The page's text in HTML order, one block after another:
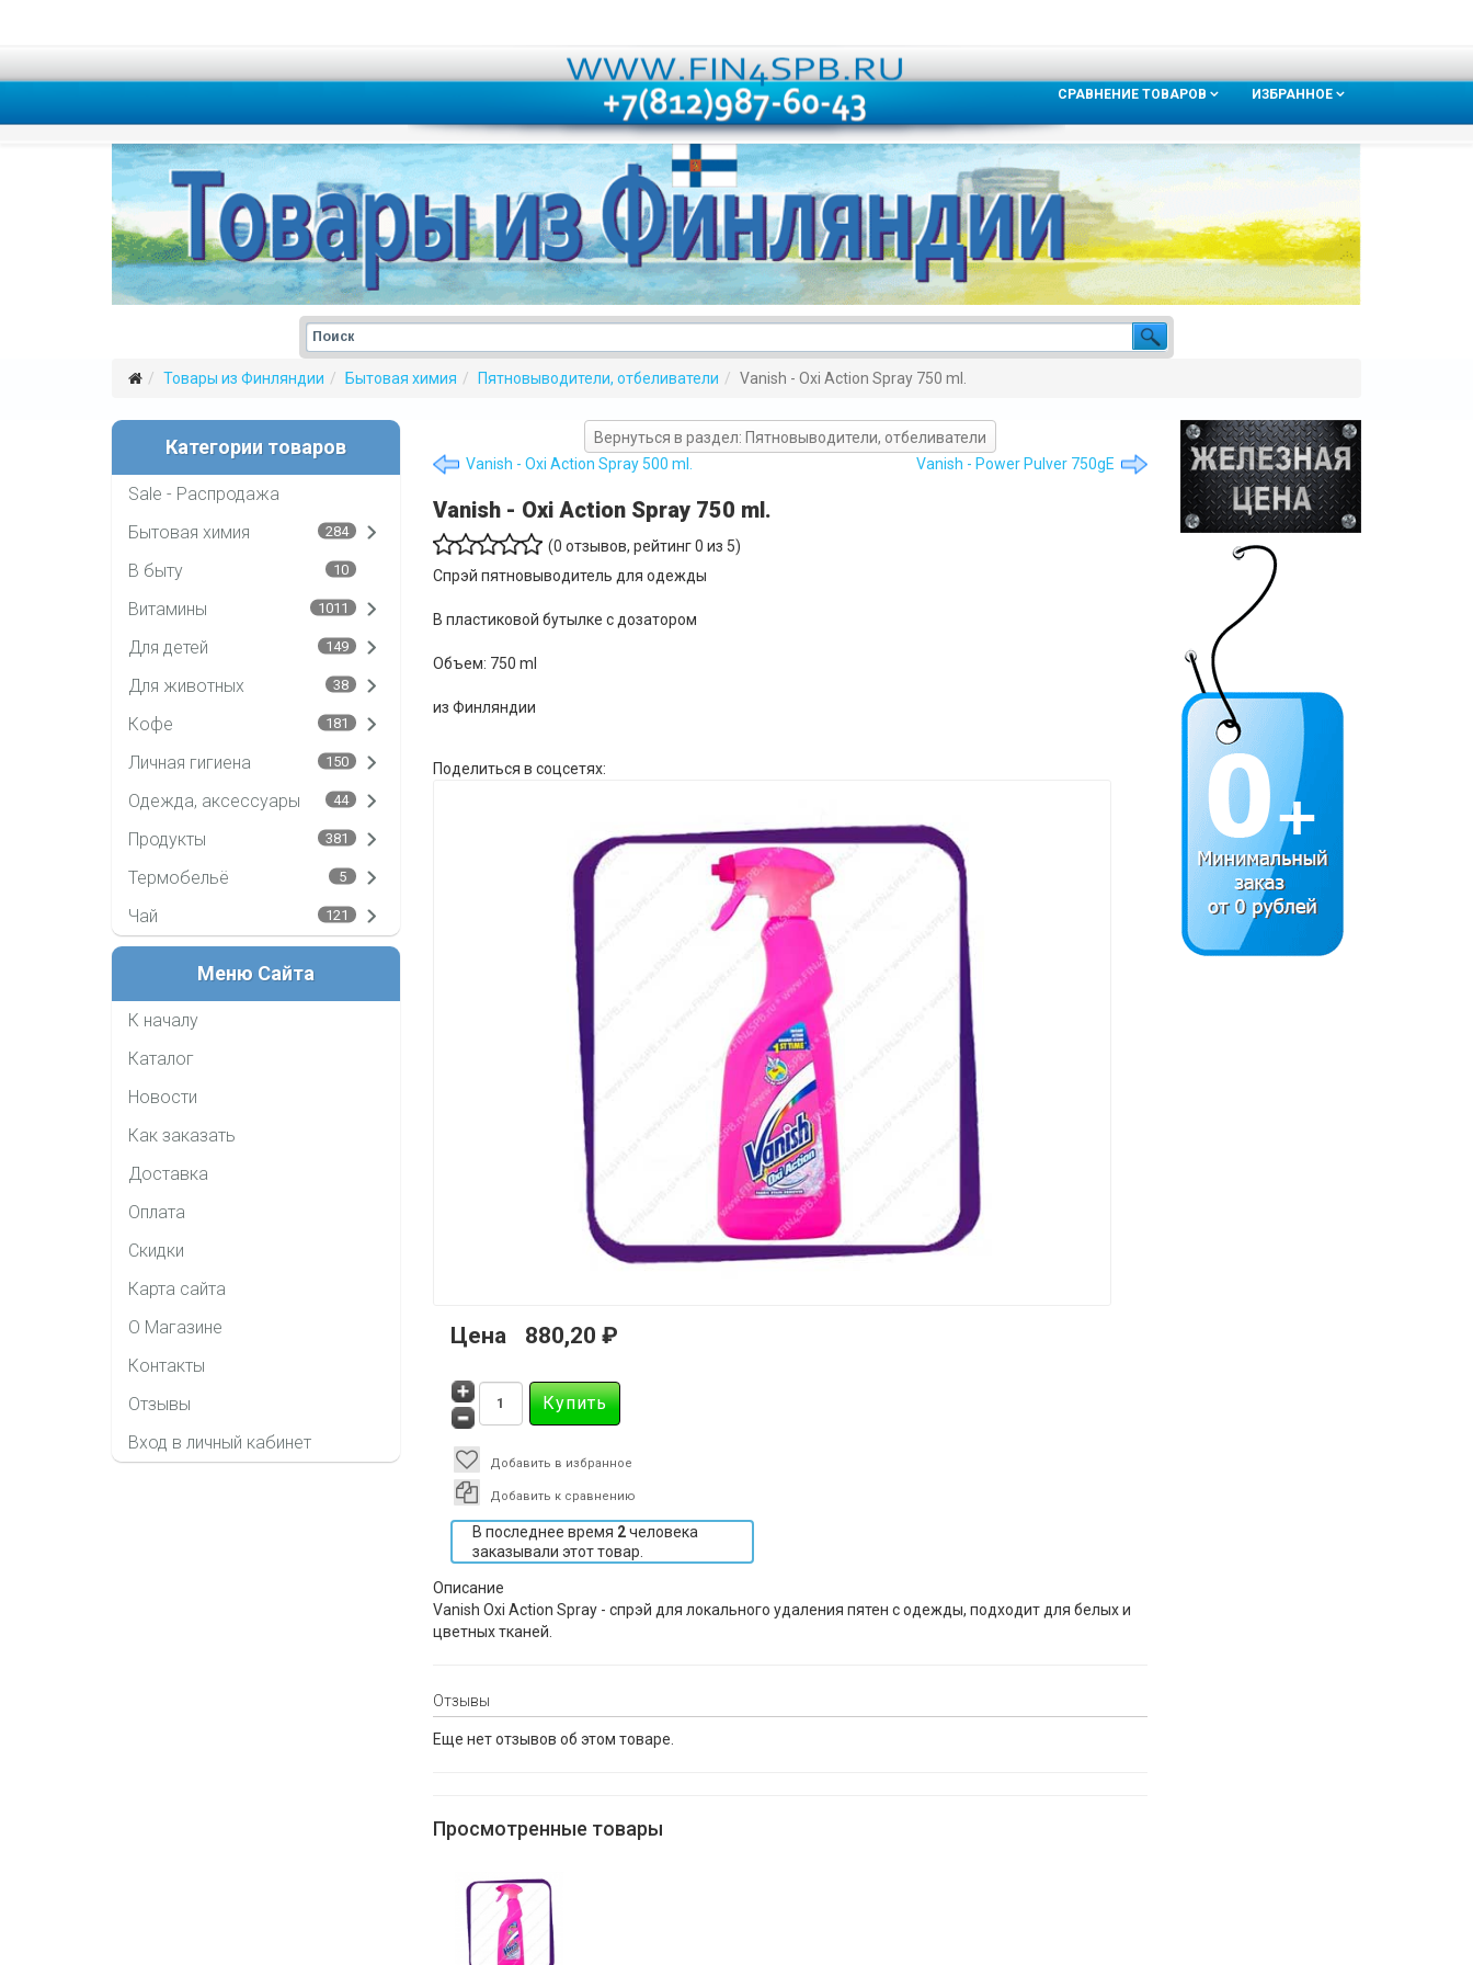
СРАВНЕНИЕ ТОВАРОВ ИЗБРАННОЕ
Товары из Финляндии Бытовая химия Пятновыводители, отбеливатели Vanish - Oxi Action Spray 750 ml.
Категории товаров
Sale - Распродажа
Бытовая химия
284
В быту 10
Витамины 1011
Для детей 149
Для животных 38
Кофе 181
Личная гигиена 150
Одежда, аксессуары 44
Продукты 381
Термобельё 5
Чай 121
Меню Сайта
К началу
Каталог
Новости
Как заказать
Доставка
Оплата
Скидки
Карта сайта
О Магазине
Контакты
Отзывы
Вход в личный кабинет
Вернуться в раздел: Пятновыводители, отбеливатели
Vanish - Oxi Action Spray 500 ml.
Vanish - Power Pulver 750gE
Vanish - Oxi Action Spray 750 ml.
(0 отзывов, рейтинг0 из 5)
Спрэй пятновыводитель для одежды
В пластиковой бутылке с дозатором
Объем: 750 ml
из Финляндии
Поделиться в соцсетях:
Цена 880,20 ₽
Добавить в избранное
Добавить к сравнению
В последнее время 2человека
заказывали этот товар.
Описание
Vanish Oxi Action Spray - спрэй для локального удаления пятен с одежды, подходит для белых и
цветных тканей.
Отзывы
Еще нет отзывов об этом товаре.
Просмотренные товары